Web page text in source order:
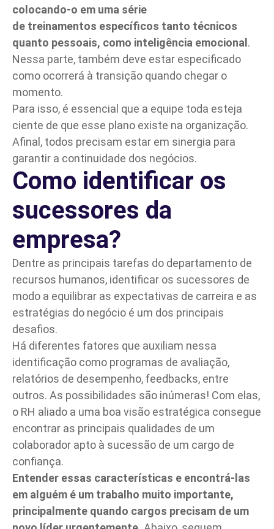
colocando-o em uma série
de treinamentos específicos tanto técnicos
quanto pessoais, como inteligência emocional .
Nessa parte, também deve estar especificado
como ocorrerá à transição quando chegar o
momento.
Para isso, é essencial que a equipe toda esteja
ciente de que esse plano existe na organização.
Afinal, todos precisam estar em sinergia para
garantir a continuidade dos negócios.
Como identificar os
sucessores da
empresa?
Dentre as principais tarefas do departamento de
recursos humanos, identificar os sucessores de
modo a equilibrar as expectativas de carreira e as
estratégias do negócio é um dos principais
desafios.
Há diferentes fatores que auxiliam nessa
identificação como programas de avaliação,
relatórios de desempenho, feedbacks, entre
outros. As possibilidades são inúmeras! Com elas,
o RH aliado a uma boa visão estratégica consegue
encontrar as principais qualidades de um
colaborador apto à sucessão de um cargo de
confiança.
Entender essas características e encontrá-las
em alguém é um trabalho muito importante,
principalmente quando cargos precisam de um